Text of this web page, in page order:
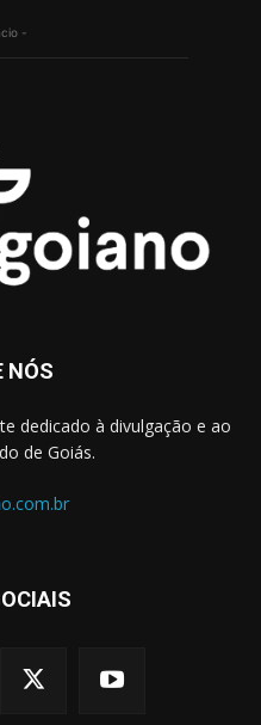
-
NÓS
dedicado à divulgação e ao
de Goiás.